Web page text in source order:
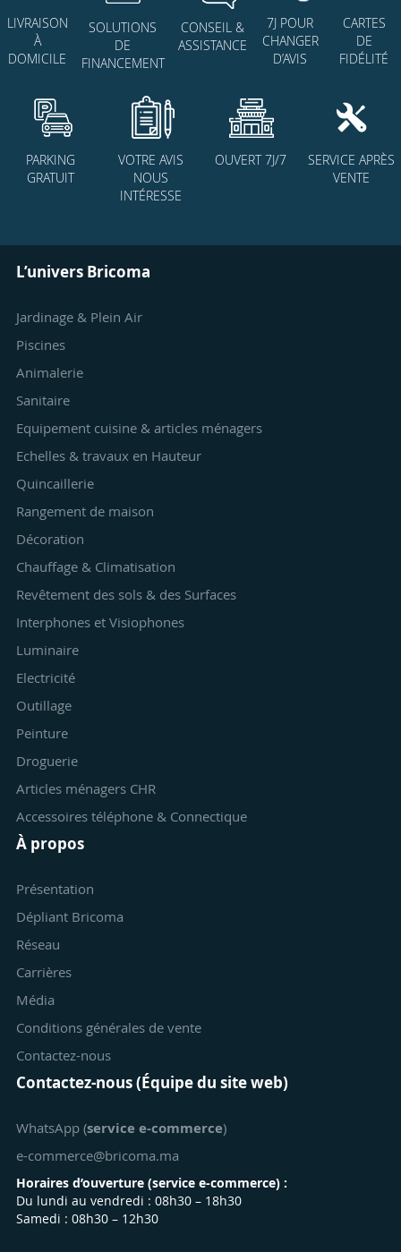
LIVRAISON
À
DOMICILE
SOLUTIONS
DE
FINANCEMENT
CONSEIL &
ASSISTANCE
7J POUR
CHANGER
D’AVIS
CARTES
DE
FIDÉLITÉ
PARKING
GRATUIT
VOTRE AVIS
NOUS
INTÉRESSE
OUVERT 7J/7
SERVICE APRÈS
VENTE
L’univers Bricoma
Jardinage & Plein Air
Piscines
Animalerie
Sanitaire
Equipement cuisine & articles ménagers
Echelles & travaux en Hauteur
Quincaillerie
Rangement de maison
Décoration
Chauffage & Climatisation
Revêtement des sols & des Surfaces
Interphones et Visiophones
Luminaire
Electricité
Outillage
Peinture
Droguerie
Articles ménagers CHR
Accessoires téléphone & Connectique
À propos
Présentation
Dépliant Bricoma
Réseau
Carrières
Média
Conditions générales de vente
Contactez-nous
Contactez-nous (Équipe du site web)
WhatsApp (service e-commerce)
e-commerce@bricoma.ma
Horaires d’ouverture (service e-commerce) :
Du lundi au vendredi : 08h30 – 18h30
Samedi : 08h30 – 12h30